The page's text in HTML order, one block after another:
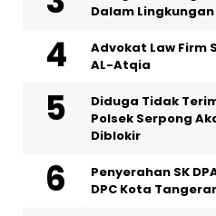
Dalam
Advokat Law Firm
AL-Atqia
Diduga Tidak
Polsek Serpong
Diblokir
Penyerahan SK
DPC Kota